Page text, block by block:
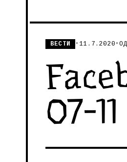
ВЕСТИ • 11.7.2020 •ОД
07-11